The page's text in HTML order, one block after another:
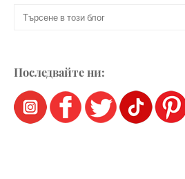
Последвайте ни: